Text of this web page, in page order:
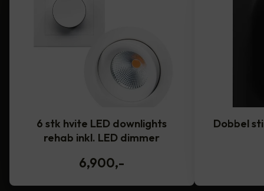
6 stk hvite LED downlights
rehab inkl. LED dimmer
6,900,-
Dobbel